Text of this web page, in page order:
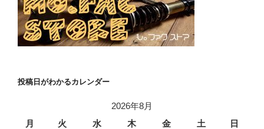
投稿日がわかるカレンダー
2026年8月
月
火 水 木 金 土 日